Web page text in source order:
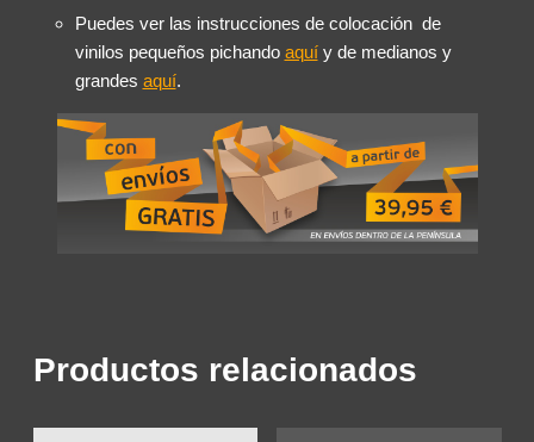
Puedes ver las instrucciones de colocación de
vinilos pequeños pichando aquíy de medianos y
grandes aquí.
Productos relacionados